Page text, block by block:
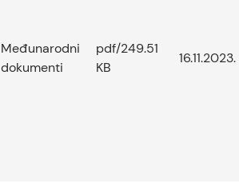
Međunarodni
dokumenti
pdf/249.51
KB
16.11.2023.